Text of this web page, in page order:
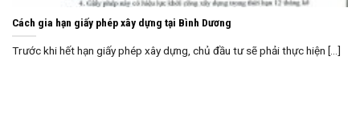
Cách gia hạn giấy phép xây dựng tại Bình Dương
Trước khi hết hạn giấy phép xây dựng, chủ đầu tư sẽ phải thực hiện [...]